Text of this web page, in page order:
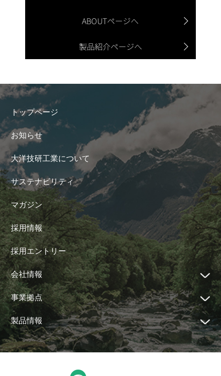
ABOUTページへ
製品紹介ページへ
トップページ
お知らせ
大洋技研工業について
サステナビリティ
マガジン
採用情報
採用エントリー
会社情報
事業拠点
製品情報